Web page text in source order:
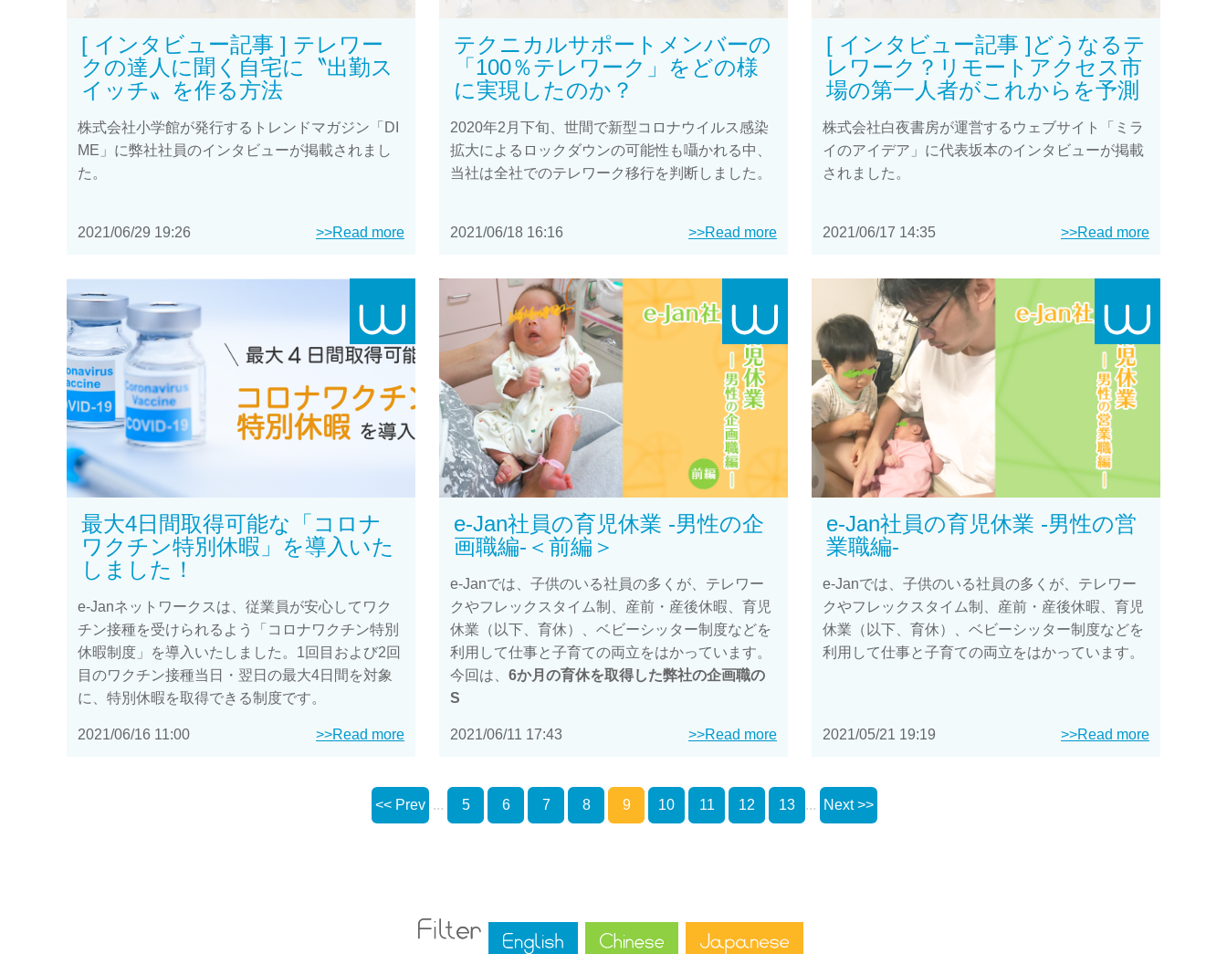
[ インタビュー記事 ] テレワー
クの達人に聞く自宅に〝出勤ス
イッチ〟を作る方法
株式会社小学館が発行するトレンドマガジン「DI
ME」に弊社社員のインタビューが掲載されまし
た。
2021/06/29 19:26 >>Read more
テクニカルサポートメンバーの
「100％テレワーク」をどの様
に実現したのか？
2020年2月下旬、世間で新型コロナウイルス感染
拡大によるロックダウンの可能性も囁かれる中、
当社は全社でのテレワーク移行を判断しました。
2021/06/18 16:16 >>Read more
[ インタビュー記事 ]どうなるテ
レワーク？リモートアクセス市
場の第一人者がこれからを予測
株式会社白夜書房が運営するウェブサイト「ミラ
イのアイデア」に代表坂本のインタビューが掲載
されました。
2021/06/17 14:35 >>Read more
最大4日間取得可能な「コロナ
ワクチン特別休暇」を導入いた
しました！
e-Janネットワークスは、従業員が安心してワク
チン接種を受けられるよう「コロナワクチン特別
休暇制度」を導入いたしました。1回目および2回
目のワクチン接種当日・翌日の最大4日間を対象
に、特別休暇を取得できる制度です。
2021/06/16 11:00 >>Read more
e-Jan社員の育児休業 -男性の企
画職編-＜前編＞
e-Janでは、子供のいる社員の多くが、テレワー
クやフレックスタイム制、産前・産後休暇、育児
休業（以下、育休）、ベビーシッター制度などを
利用して仕事と子育ての両立をはかっています。
今回は、 6か月の育休を取得した弊社の企画職の
S
2021/06/11 17:43 >>Read more
e-Jan社員の育児休業 -男性の営
業職編-
e-Janでは、子供のいる社員の多くが、テレワー
クやフレックスタイム制、産前・産後休暇、育児
休業（以下、育休）、ベビーシッター制度などを
利用して仕事と子育ての両立をはかっています。
2021/05/21 19:19 >>Read more
<< Prev ... 5 6 7 8 9 10 11 12 13 ... Next >>